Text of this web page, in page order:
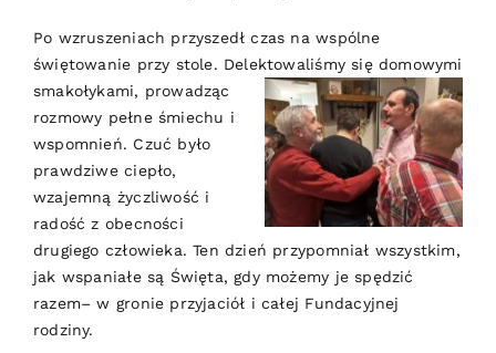
Po wzruszeniach przyszedł czas na wspólne
świętowanie przy stole. Delektowaliśmy siędomowymi
smakołykami, prowadząc
rozmowy pełne śmiechu i
wspomnień. Czuć było
prawdziwe ciepło,
wzajemną życzliwość i
radość z obecności
drugiego człowieka. Ten dzień przypomniał wszystkim,
jak wspaniałe są Święta, gdy możemy je spędzić
razem– w gronie przyjaciół i całej Fundacyjnej
rodziny.